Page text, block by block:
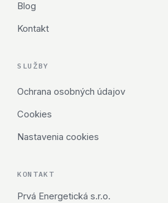
Blog
Kontakt
SLUŽBY
Ochrana osobných údajov
Cookies
Nastavenia cookies
KONTAKT
Prvá Energetická s.r.o.